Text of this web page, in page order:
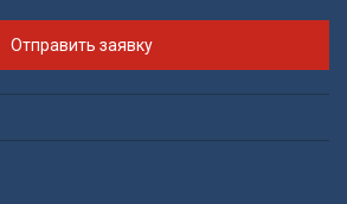
Отправить заявку